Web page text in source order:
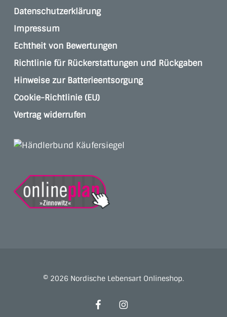
Datenschutzerklärung
Impressum
Echtheit von Bewertungen
Richtlinie für Rückerstattungen und Rückgaben
Hinweise zur Batterieentsorgung
Cookie-Richtlinie (EU)
Vertrag widerrufen
© 2026 Nordische Lebensart Onlineshop.
facebookinstagram